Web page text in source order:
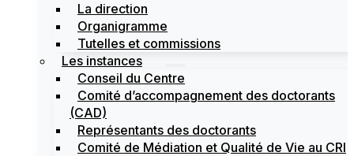
La direction
Organigramme
Tutelles et commissions
Les instances
Conseil du Centre
Comité d’accompagnement des doctorants
(CAD)
Représentants des doctorants
Comité de Médiation et Qualité de Vie au CRI